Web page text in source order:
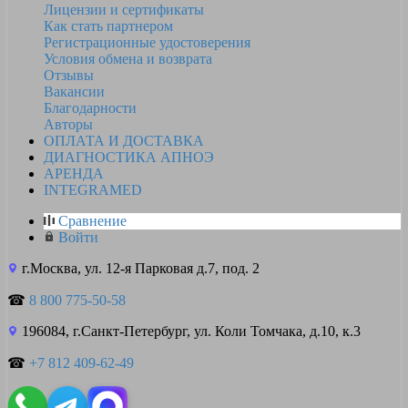
Лицензии и сертификаты
Как стать партнером
Регистрационные удостоверения
Условия обмена и возврата
Отзывы
Вакансии
Благодарности
Авторы
ОПЛАТА И ДОСТАВКА
ДИАГНОСТИКА АПНОЭ
АРЕНДА
INTEGRAMED
Сравнение
Войти
г.Москва, ул. 12-я Парковая д.7, под. 2
☎ 8 800 775-50-58
196084, г.Санкт-Петербург, ул. Коли Томчака, д.10, к.3
☎ +7 812 409-62-49